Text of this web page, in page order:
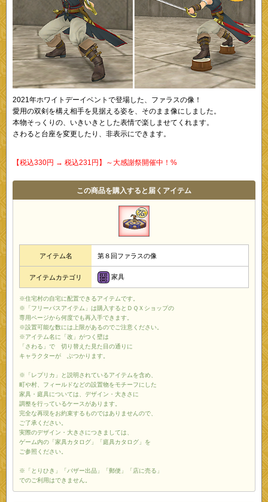
2021年ホワイトデーイベントで登場した、ファラスの像！
愛用の双剣を構え相手を見据える姿を、そのまま像にしました。
本物そっくりの、いきいきとした表情で楽しませてくれます。
さわると台座を変更したり、非表示にできます。
【税込330円 → 税込231円】～大感謝祭開催中！%
この商品を購入すると届くアイテム
アイテム名 第８回ファラスの像
アイテムカテゴリ 家具
※住宅村の自宅に配置できるアイテムです。
※「フリーパスアイテム」は購入するとＤＱＸショップの
専用ページから何度でも再入手できます。
※設置可能な数には上限があるのでご注意ください。
※アイテム名に「改」がつく壁は
「さわる」で 切り替えた見た目の通りに
キャラクターが ぶつかります。
※「レプリカ」と説明されているアイテムを含め、
町や村、フィールドなどの設置物をモチーフにした
家具・庭具については、デザイン・大きさに
調整を行っているケースがあります。
完全な再現をお約束するものではありませんので、
ご了承ください。
実際のデザイン・大きさにつきましては、
ゲーム内の「家具カタログ」「庭具カタログ」を
ご参照ください。
※「とりひき」「バザー出品」「郵便」「店に売る」
でのご利用はできません。